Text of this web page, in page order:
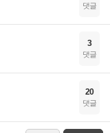
댓글
3
댓글
20
댓글